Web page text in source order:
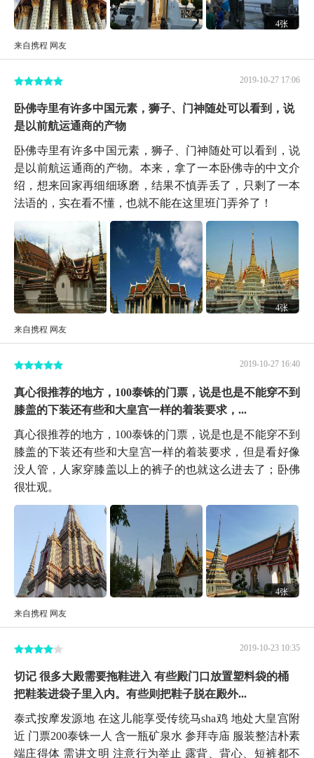
4张
来自携程 网友
2019-10-27 17:06
卧佛寺里有许多中国元素，狮子、门神随处可以看到，说
是以前航运通商的产物
卧佛寺里有许多中国元素，狮子、门神随处可以看到，说
是以前航运通商的产物。本来，拿了一本卧佛寺的中文介
绍，想来回家再细细琢磨，结果不慎弄丢了，只剩了一本
法语的，实在看不懂，也就不能在这里班门弄斧了！
4张
来自携程 网友
2019-10-27 16:40
真心很推荐的地方，100泰铢的门票，说是也是不能穿不到
膝盖的下装还有些和大皇宫一样的着装要求，...
真心很推荐的地方，100泰铢的门票，说是也是不能穿不到
膝盖的下装还有些和大皇宫一样的着装要求，但是看好像
没人管，人家穿膝盖以上的裤子的也就这么进去了；卧佛
很壮观。
4张
来自携程 网友
2019-10-23 10:35
切记 很多大殿需要拖鞋进入 有些殿门口放置塑料袋的桶
把鞋装进袋子里入内。有些则把鞋子脱在殿外...
泰式按摩发源地 在这儿能享受传统马sha鸡 地处大皇宫附
近 门票200泰铢一人 含一瓶矿泉水 参拜寺庙 服装整洁朴素
端庄得体 需讲文明 注意行为举止 露背、背心、短裤都不